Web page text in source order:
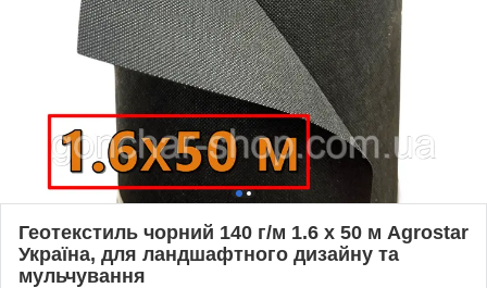
Геотекстиль чорний 140 г/м 1.6 х 50 м Agrostar
Україна, для ландшафтного дизайну та
мульчування